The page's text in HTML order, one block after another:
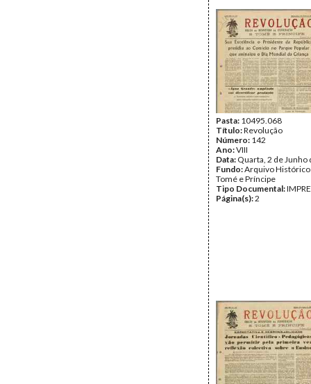
Pasta: 10495.068
Título:Revolução
Número: 142
Ano:VIII
Data: Quarta, 2 de Junho
Fundo:Arquivo Histórico
Tomé e Príncipe
Tipo Documental:
Página(s):2